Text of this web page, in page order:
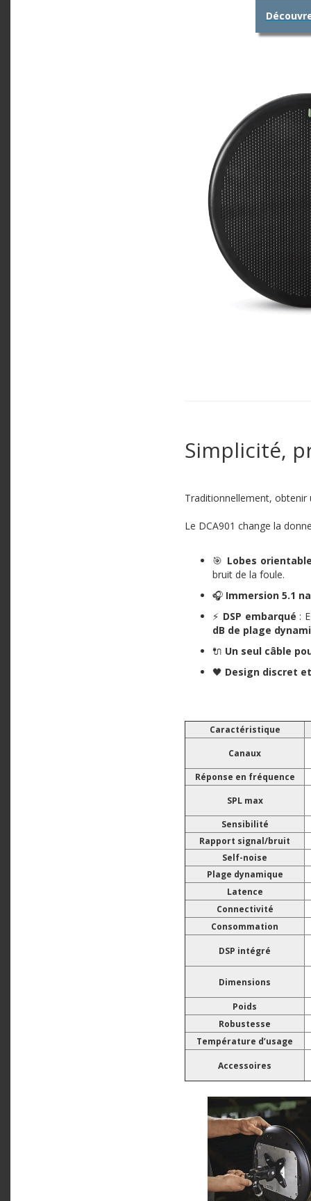
Simplicité,
Traditionnellement, obtenir
Le DCA901 change la
🎯 Lobes
bruit de la foule.
🎧 Immersion 5.1
⚡ DSP embarqué :
dB de plage
🔌 Un seul câble
🖤 Design discret
Caractéristique
Canaux
Réponse en fréquence
SPL max
Sensibilité
Rapport signal/bruit
Self-noise
Plage dynamique
Latence
Connectivité
Consommation
DSP intégré
Dimensions
Poids
Robustesse
Température d’usage
Accessoires